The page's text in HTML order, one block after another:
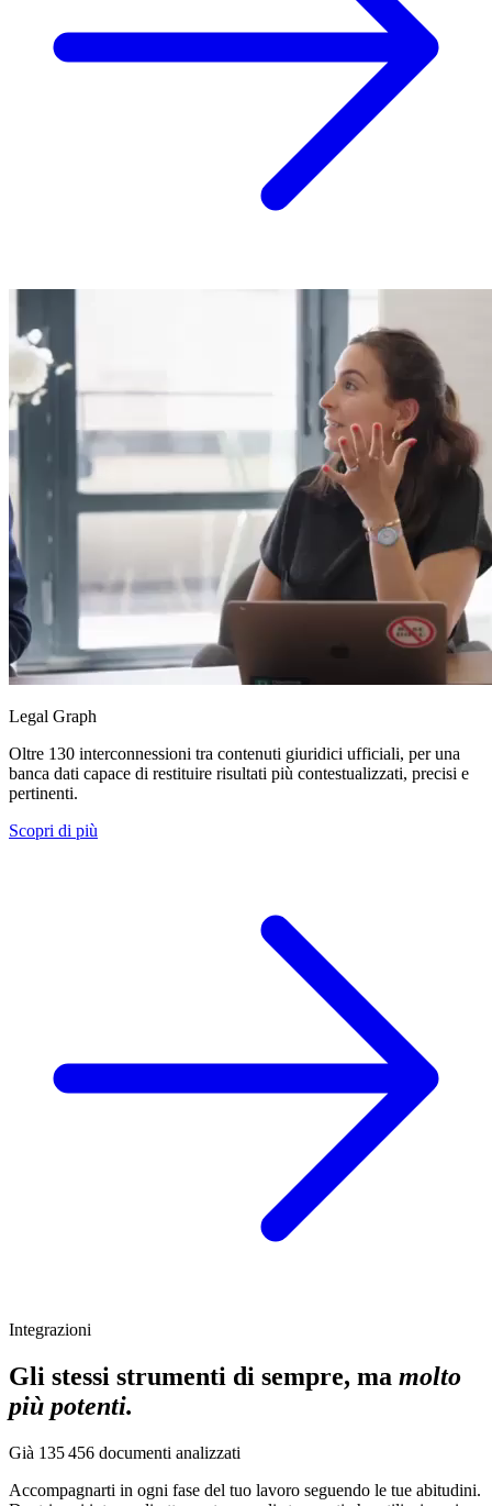
Legal Graph
Oltre 130 interconnessioni tra contenuti giuridici ufficiali, per una
banca dati capace di restituire risultati più contestualizzati, precisi e
pertinenti.
Scopri di più
Integrazioni
Gli stessi strumenti di sempre, ma molto
più potenti.
Già 135 456 documenti analizzati
Accompagnarti in ogni fase del tuo lavoro seguendo le tue abitudini.